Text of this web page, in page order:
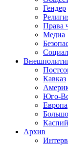
Гендер
Права
Медиа
Кавказ
Юго-
Европа
Архив